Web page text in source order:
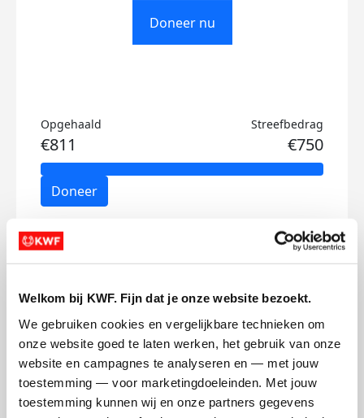
Welkom bij KWF. Fijn dat je onze website bezoekt.
We gebruiken cookies en vergelijkbare technieken om
onze website goed te laten werken, het gebruik van onze
website en campagnes te analyseren en — met jouw
toestemming — voor marketingdoeleinden. Met jouw
toestemming kunnen wij en onze partners gegevens
Doneer nu
Opgehaald
€811
Streefbedrag
€750
Doneer